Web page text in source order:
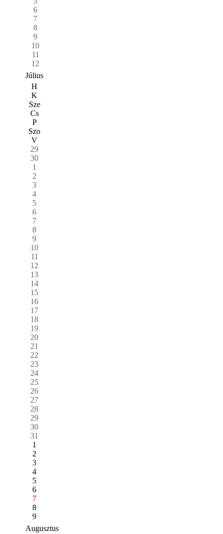
6
7
8
9
10
11
12
Július
H
K
Sze
Cs
P
Szo
V
29
30
1
2
3
4
5
6
7
8
9
10
11
12
13
14
15
16
17
18
19
20
21
22
23
24
25
26
27
28
29
30
31
1
2
3
4
5
6
7
8
9
Augusztus